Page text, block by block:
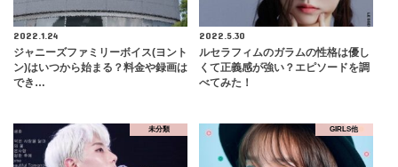
2022.1.24
ジャニーズファミリーボイス(ヨント
ン)はいつから始まる？料金や録画は
でき…
2022.5.30
ルセラフィムのガラムの性格は優し
くて正義感が強い？エピソードを調
べてみた！
未分類 GIRLS他